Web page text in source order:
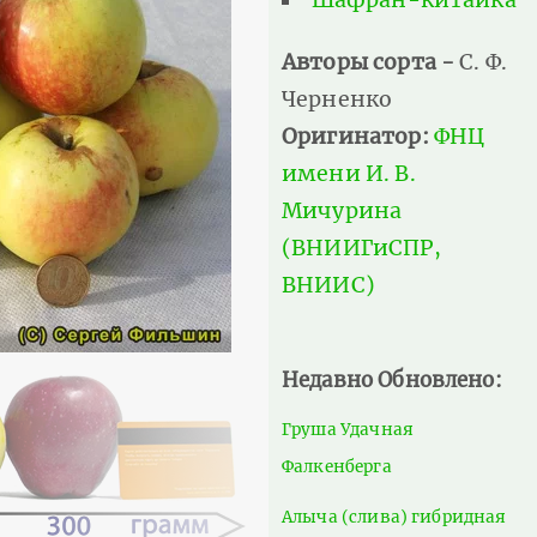
Авторы сорта -С. Ф.
Черненко
Оригинатор: ФНЦ
имени И. В.
Мичурина
(ВНИИГиСПР,
ВНИИС)
Недавно Обновлено:
Груша Удачная
Фалкенберга
Алыча (слива) гибридная